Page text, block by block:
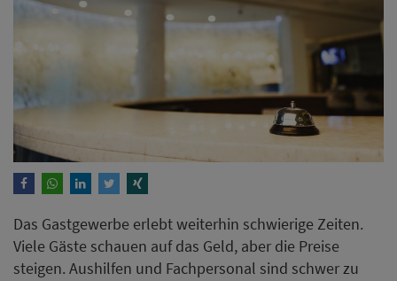
Das Gastgewerbe erlebt weiterhin schwierige Zeiten.
Viele Gäste schauen auf das Geld, aber die Preise
steigen. Aushilfen und Fachpersonal sind schwer zu